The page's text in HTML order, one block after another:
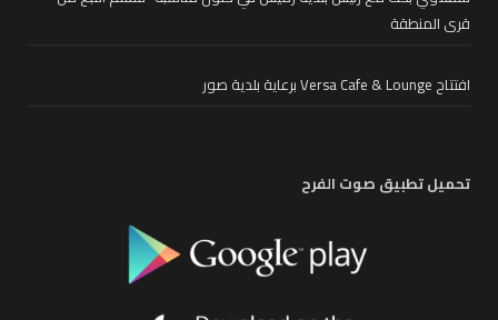
قرى المنطقة
افتتاح Versa Cafe & Lounge برعاية بلدية صور
تحميل تطبيق صوت الفرح